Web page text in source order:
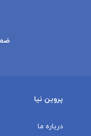
پروین نیا
درباره ما